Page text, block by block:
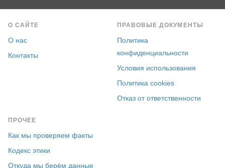
О САЙТЕ
О нас
Контакты
ПРАВОВЫЕ ДОКУМЕНТЫ
Политика
конфиденциальности
Условия использования
Политика cookies
Отказ от ответственности
ПРОЧЕЕ
Как мы проверяем факты
Кодекс этики
Откуда мы берём данные